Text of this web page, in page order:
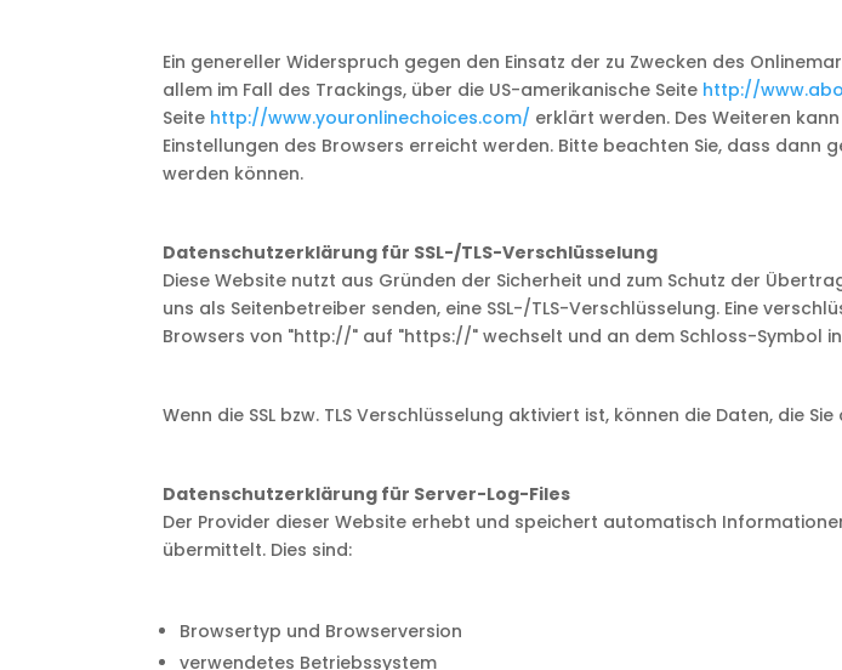
Ein genereller Widerspruch gegen den Einsatz der zu Zwecken des
allem im Fall des Trackings, über die US-amerikanische Seite http://
Seite http://www.youronlinechoices.com/ erklärt werden. Des Weiteren
Einstellungen des Browsers erreicht werden. Bitte beachten Sie, dass
werden können.
Datenschutzerklärung für SSL-/TLS-Verschlüsselung
Diese Website nutzt aus Gründen der Sicherheit und zum Schutz der
uns als Seitenbetreiber senden, eine SSL-/TLS-Verschlüsselung. Eine
Browsers von "http://" auf "https://" wechselt und an dem Schloss-Symbol
Wenn die SSL bzw. TLS Verschlüsselung aktiviert ist, können die Daten, die
Datenschutzerklärung für Server-Log-Files
Der Provider dieser Website erhebt und speichert automatisch
übermittelt. Dies sind:
Browsertyp und Browserversion
verwendetes Betriebssystem